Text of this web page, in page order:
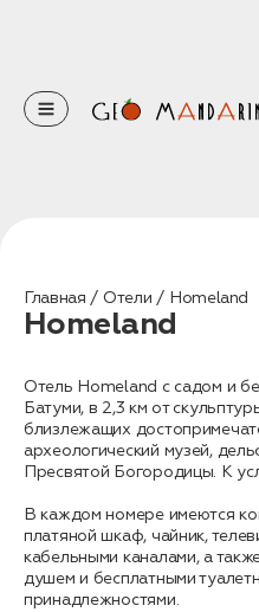
Главная Отели Homeland
Homeland
Отель Homeland с садом и
Батуми, в 2,3 км от
близлежащих
археологический музей,
Пресвятой Богородицы. К
В каждом номере имеются
платяной шкаф, чайник,
кабельными каналами, а
душем и бесплатными
принадлежностями.
Оставьте свои
Наш менеджер скоро
Нажимая на кнопку, вы
Бронирование
Оставьте свои данные,
связаться с вами
Дата:0
Кол-во человек:0